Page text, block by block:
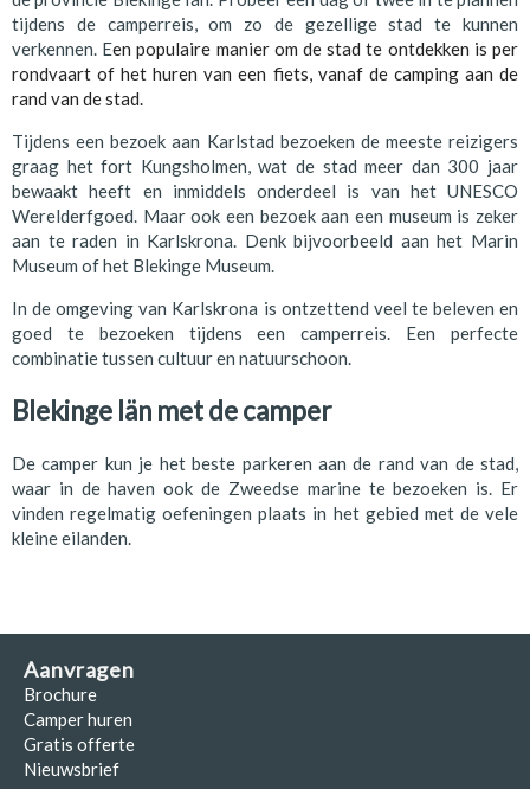
tijdens de camperreis, om zo de gezellige stad te kunnen
verkennen. Een populaire manier om de stad te ontdekken is per
rondvaart of het huren van een fiets, vanaf de camping aan de
rand van de stad.
Tijdens een bezoek aan Karlstad bezoeken de meeste reizigers
graag het fort Kungsholmen, wat de stad meer dan 300 jaar
bewaakt heeft en inmiddels onderdeel is van het UNESCO
Werelderfgoed. Maar ook een bezoek aan een museum is zeker
aan te raden in Karlskrona. Denk bijvoorbeeld aan het Marin
Museum of het Blekinge Museum.
In de omgeving van Karlskrona is ontzettend veel te beleven en
goed te bezoeken tijdens een camperreis. Een perfecte
combinatie tussen cultuur en natuurschoon.
Blekinge Iän met de camper
De camper kun je het beste parkeren aan de rand van de stad,
waar in de haven ook de Zweedse marine te bezoeken is. Er
vinden regelmatig oefeningen plaats in het gebied met de vele
kleine eilanden.
Aanvragen
Brochure
Camper huren
Gratis offerte
Nieuwsbrief